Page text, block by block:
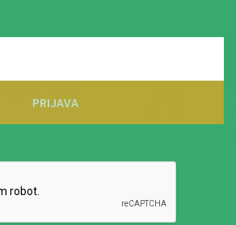
PRIJAVA